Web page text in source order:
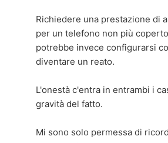
Richiedere una prestazione di
per un telefono non più
potrebbe invece configurarsi
diventare un reato.
L'onestà c'entra in entrambi i
gravità del fatto.
Mi sono solo permessa di